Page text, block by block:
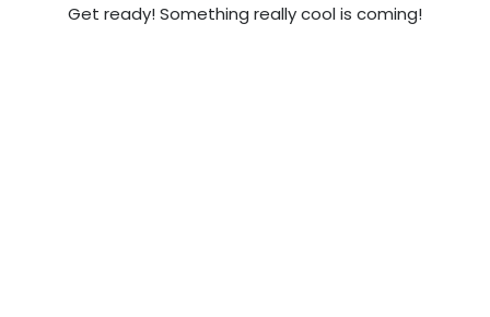
Get ready! Something really cool is coming!